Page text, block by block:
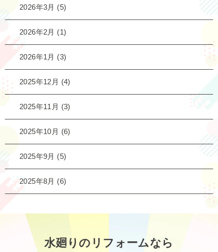
2026年3月 (5)
2026年2月 (1)
2026年1月 (3)
2025年12月 (4)
2025年11月 (3)
2025年10月 (6)
2025年9月 (5)
2025年8月 (6)
水廻りのリフォームなら